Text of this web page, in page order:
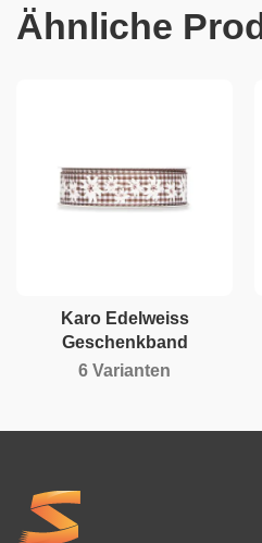
Ähnliche
Karo Edelweiss
Geschenkband
6 Varianten